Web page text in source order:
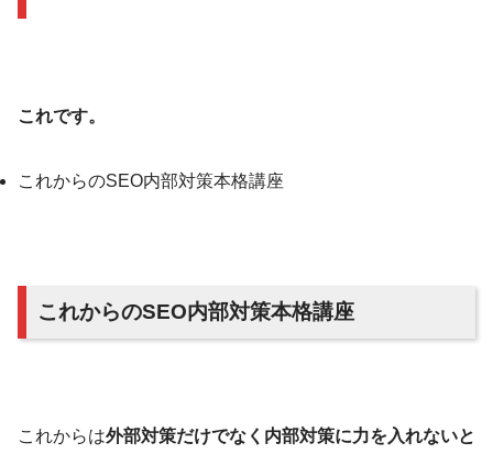
これです。
これからのSEO内部対策本格講座
これからのSEO内部対策本格講座
これからは外部対策だけでなく内部対策に力を入れないと